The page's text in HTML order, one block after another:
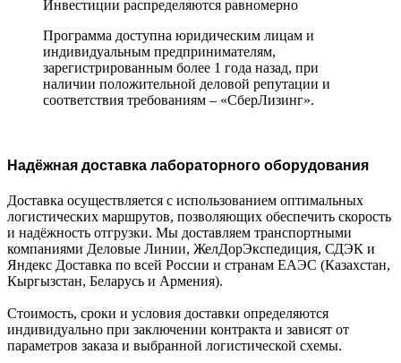
Инвестиции распределяются равномерно
Программа доступна юридическим лицам и
индивидуальным предпринимателям,
зарегистрированным более 1 года назад, при
наличии положительной деловой репутации и
соответствия требованиям – «СберЛизинг».
Надёжная доставка лабораторного оборудования
Доставка осуществляется с использованием оптимальных
логистических маршрутов, позволяющих обеспечить скорость
и надёжность отгрузки. Мы доставляем транспортными
компаниями Деловые Линии, ЖелДорЭкспедиция, СДЭК и
Яндекс Доставка по всей России и странам ЕАЭС (Казахстан,
Кыргызстан, Беларусь и Армения).
Стоимость, сроки и условия доставки определяются
индивидуально при заключении контракта и зависят от
параметров заказа и выбранной логистической схемы.